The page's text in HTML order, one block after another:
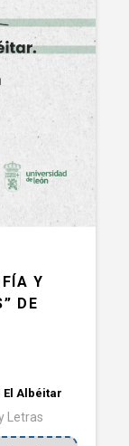
Y
DE
Albéitar
Letras